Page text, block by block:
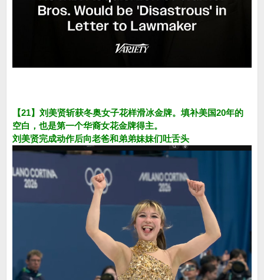
【21】刘美贤斩获冬奥女子花样滑冰金牌。填补美国20年的
空白，也是第一个华裔女花金牌得主。
刘美贤完成动作后向老爸和弟弟妹妹们吐舌头